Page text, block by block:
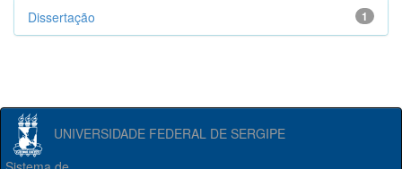
1
Dissertação
UNIVERSIDADE FEDERAL DE SERGIPE